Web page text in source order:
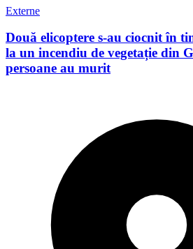
Externe
Două elicoptere s-au ciocnit în
la un incendiu de vegetație din
persoane au murit